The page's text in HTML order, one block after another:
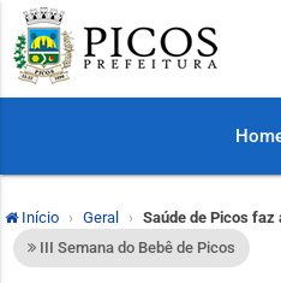
Início Geral
Saúde de Picos faz
III Semana do Bebê de Picos